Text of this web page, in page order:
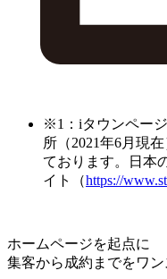
※1：iタウンペー
所（2021年6月現
ております。日本
イト（https://
ホームページを起点に
集客から成約までをワ